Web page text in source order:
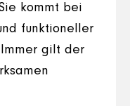
kommt bei
funktioneller
Immer gilt der